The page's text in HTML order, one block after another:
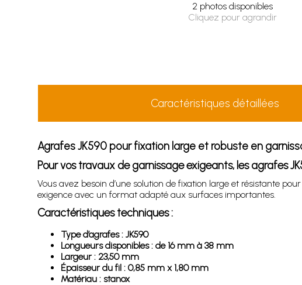
2 photos disponibles
Cliquez pour agrandir
Caractéristiques détaillées
Agrafes JK590 pour fixation large et robuste en
Pour vos travaux de garnissage exigeants, les agrafes
Vous avez besoin d’une solution de fixation large et résistante
exigence avec un format adapté aux surfaces importantes.
Caractéristiques techniques :
Type d’agrafes : JK590
Longueurs disponibles : de 16 mm à 38 mm
Largeur : 23,50 mm
Épaisseur du fil : 0,85 mm x 1,80 mm
Matériau : stanox